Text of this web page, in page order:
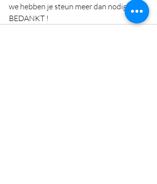
we hebben je steun meer dan nodig.
BEDANKT !